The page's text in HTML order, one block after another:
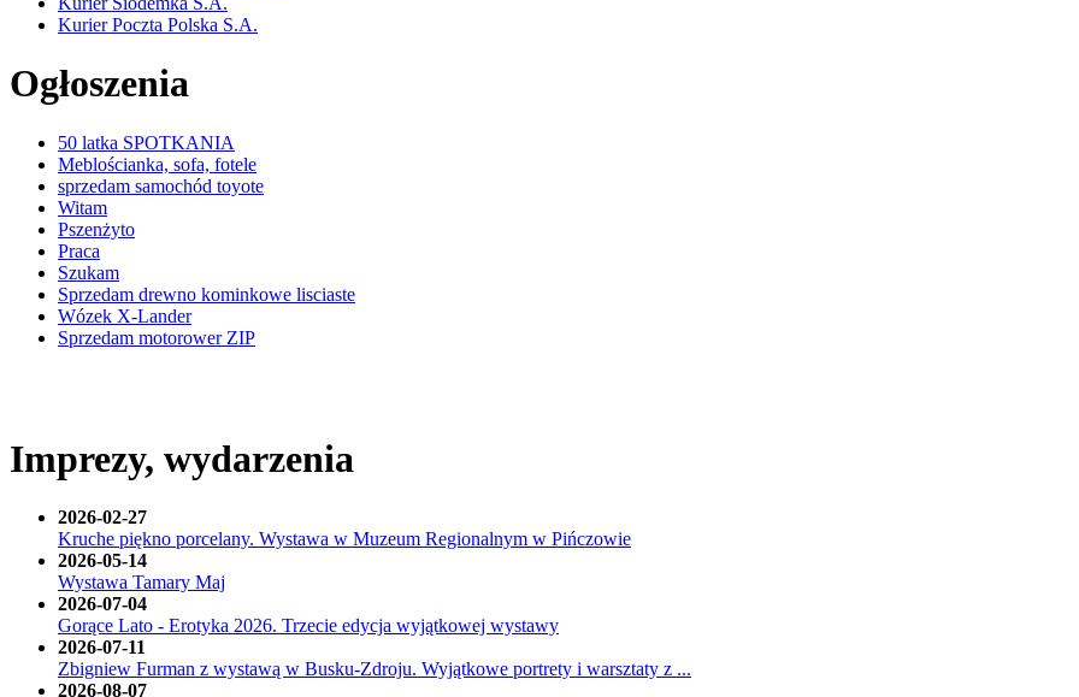
Kurier Poczta Polska S.A.
Ogłoszenia
50 latka SPOTKANIA
Meblościanka, sofa, fotele
sprzedam samochód toyote
Witam
Pszenżyto
Praca
Szukam
Sprzedam drewno kominkowe lisciaste
Wózek X-Lander
Sprzedam motorower ZIP
Imprezy, wydarzenia
2026-02-27
Kruche piękno porcelany. Wystawa w Muzeum Regionalnym w Pińczowie
2026-05-14
Wystawa Tamary Maj
2026-07-04
Gorące Lato - Erotyka 2026. Trzecie edycja wyjątkowej wystawy
2026-07-11
Zbigniew Furman z wystawą w Busku-Zdroju. Wyjątkowe portrety i warsztaty z ...
2026-08-07